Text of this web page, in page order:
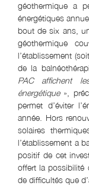
géothermique a
énergétiques
bout de six ans,
géothermique
l’établissement
de la
PAC affichent
énergétique»,
permet d’éviter
année. Hors
solaires
l’établissement a
positif de cet
offert la possibilité
de difficultés que